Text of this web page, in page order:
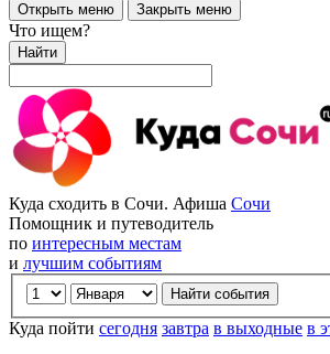
Открыть меню Закрыть меню
Что ищем?
Найти
Куда сходить в Сочи. Афиша Сочи
Помощник и путеводитель
по интересным местам
и лучшим событиям
Куда пойти сегодня завтра в выходные в